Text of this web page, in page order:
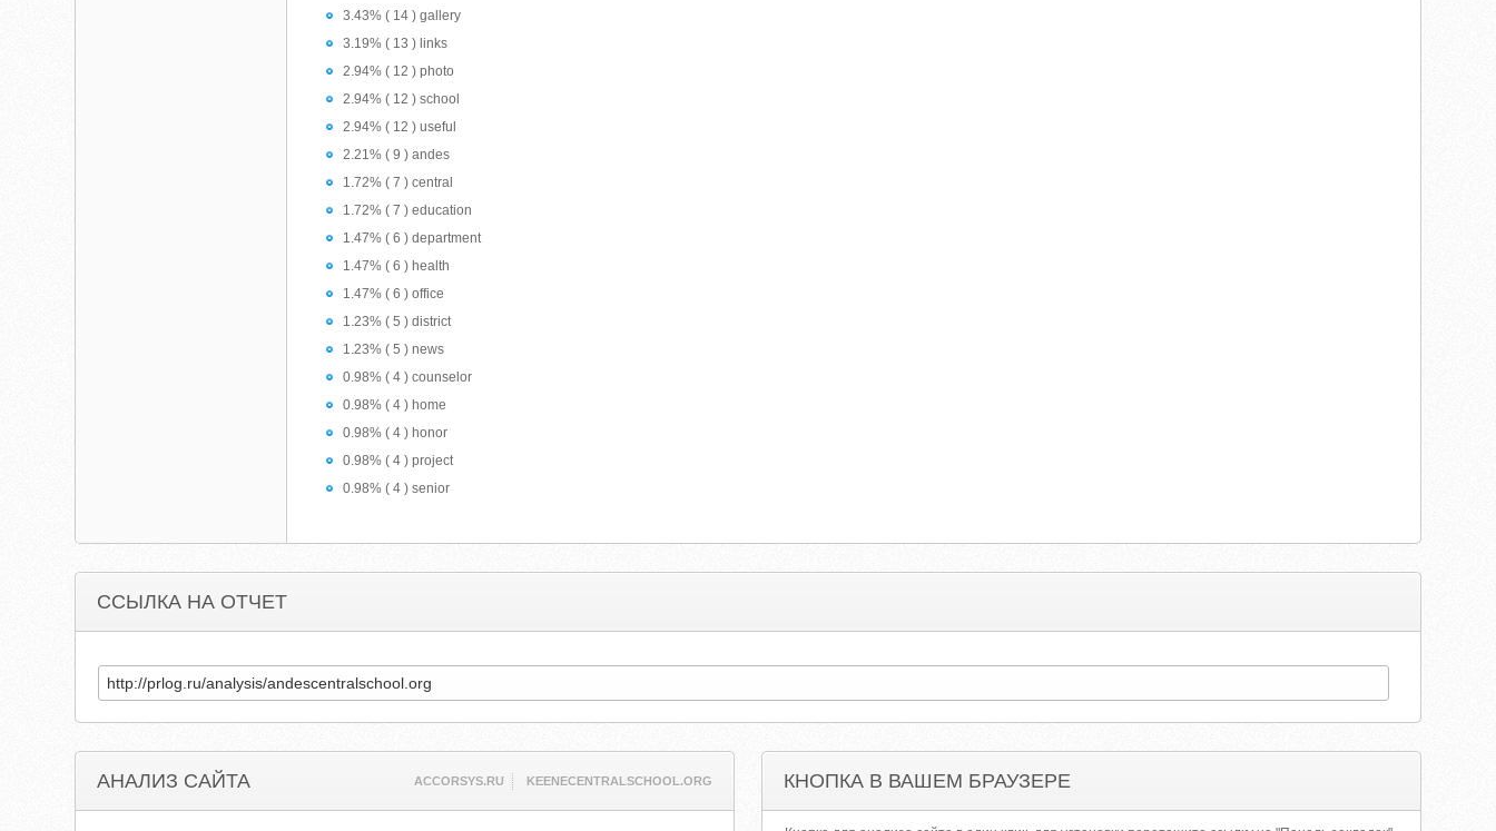
3.43% ( 14 ) gallery
3.19% ( 13 ) links
2.94% ( 12 ) photo
2.94% ( 12 ) school
2.94% ( 12 ) useful
2.21% ( 9 ) andes
1.72% ( 7 ) central
1.72% ( 7 ) education
1.47% ( 6 ) department
1.47% ( 6 ) health
1.47% ( 6 ) office
1.23% ( 5 ) district
1.23% ( 5 ) news
0.98% ( 4 ) counselor
0.98% ( 4 ) home
0.98% ( 4 ) honor
0.98% ( 4 ) project
0.98% ( 4 ) senior
ССЫЛКА НА ОТЧЕТ
АНАЛИЗ САЙТА ACCORSYS.RU KEENECENTRALSCHOOL.ORG КНОПКА В ВАШЕМ БРАУЗЕРЕ